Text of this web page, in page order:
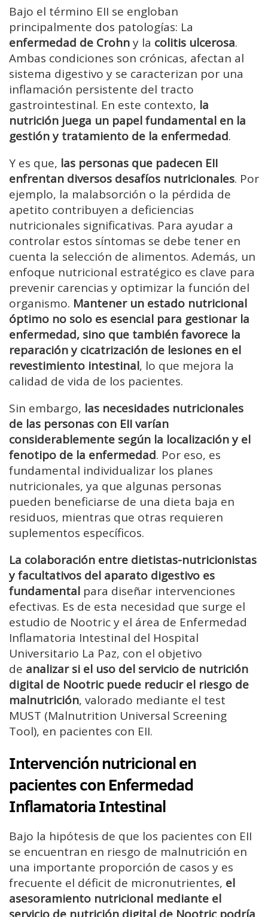
Bajo el término EII se engloban
principalmente dos patologías: La
enfermedad de Crohny la colitis ulcerosa.
Ambas condiciones son crónicas, afectan al
sistema digestivo y se caracterizan por una
inflamación persistente del tracto
gastrointestinal. En este contexto, la
nutrición juega un papel fundamental en la
gestión y tratamiento de la enfermedad.
Y es que, las personas que padecen EII
enfrentan diversos desafíos nutricionales. Por
ejemplo, la malabsorción o la pérdida de
apetito contribuyen a deficiencias
nutricionales significativas. Para ayudar a
controlar estos síntomas se debe tener en
cuenta la selección de alimentos. Además, un
enfoque nutricional estratégico es clave para
prevenir carencias y optimizar la función del
organismo. Mantener un estado nutricional
óptimo no solo es esencial para gestionar la
enfermedad, sino que también favorece la
reparación y cicatrización de lesiones en el
revestimiento intestinal, lo que mejora la
calidad de vida de los pacientes.
Sin embargo, las necesidades nutricionales
de las personas con EII varían
considerablemente según la localización y el
fenotipo de la enfermedad. Por eso, es
fundamental individualizar los planes
nutricionales, ya que algunas personas
pueden beneficiarse de una dieta baja en
residuos, mientras que otras requieren
suplementos específicos.
La colaboración entre dietistas-nutricionistas
y facultativos del aparato digestivo es
fundamental para diseñar intervenciones
efectivas. Es de esta necesidad que surge el
estudio de Nootric y el área de Enfermedad
Inflamatoria Intestinal del Hospital
Universitario La Paz, con el objetivo
de analizar si el uso del servicio de nutrición
digital de Nootric puede reducir el riesgo de
malnutrición, valorado mediante el test
MUST (Malnutrition Universal Screening
Tool), en pacientes con EII.
Intervención nutricional en
pacientes con Enfermedad
Inflamatoria Intestinal
Bajo la hipótesis de que los pacientes con EII
se encuentran en riesgo de malnutrición en
una importante proporción de casos y es
frecuente el déficit de micronutrientes, el
asesoramiento nutricional mediante el